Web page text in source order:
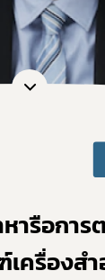
ารือการ
ครื่องสำ